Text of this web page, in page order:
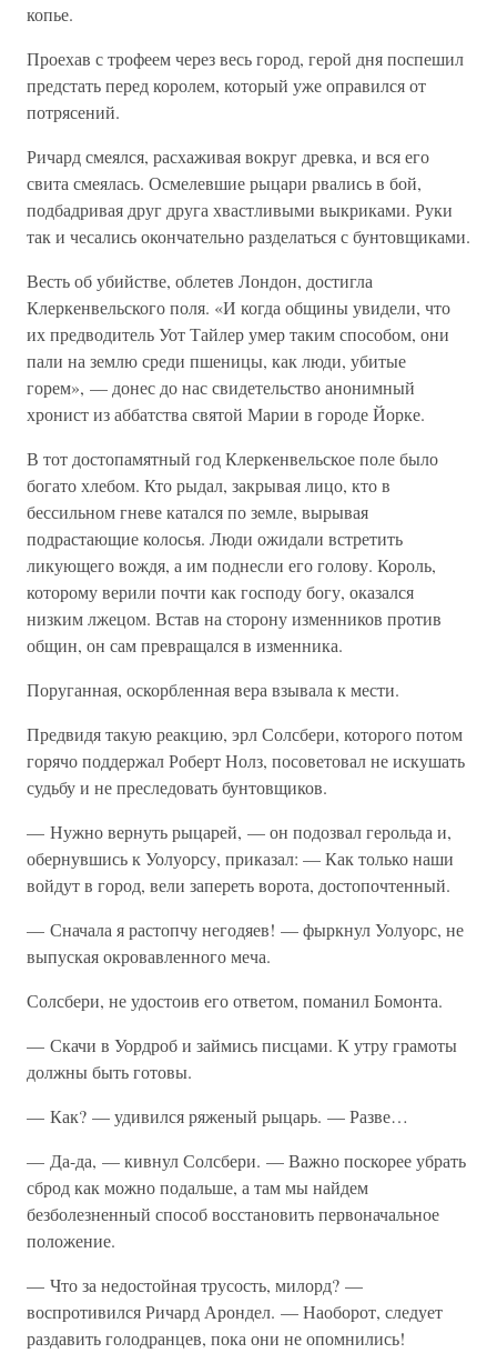
копье.
Проехав с трофеем через весь город, герой дня поспешил
предстать перед королем, который уже оправился от
потрясений.
Ричард смеялся, расхаживая вокруг древка, и вся его
свита смеялась. Осмелевшие рыцари рвались в бой,
подбадривая друг друга хвастливыми выкриками. Руки
так и чесались окончательно разделаться с бунтовщиками.
Весть об убийстве, облетев Лондон, достигла
Клеркенвельского поля. «И когда общины увидели, что
их предводитель Уот Тайлер умер таким способом, они
пали на землю среди пшеницы, как люди, убитые
горем», — донес до нас свидетельство анонимный
хронист из аббатства святой Марии в городе Йорке.
В тот достопамятный год Клеркенвельское поле было
богато хлебом. Кто рыдал, закрывая лицо, кто в
бессильном гневе катался по земле, вырывая
подрастающие колосья. Люди ожидали встретить
ликующего вождя, а им поднесли его голову. Король,
которому верили почти как господу богу, оказался
низким лжецом. Встав на сторону изменников против
общин, он сам превращался в изменника.
Поруганная, оскорбленная вера взывала к мести.
Предвидя такую реакцию, эрл Солсбери, которого потом
горячо поддержал Роберт Нолз, посоветовал не искушать
судьбу и не преследовать бунтовщиков.
— Нужно вернуть рыцарей, — он подозвал герольда и,
обернувшись к Уолуорсу, приказал: — Как только наши
войдут в город, вели запереть ворота, достопочтенный.
— Сначала я растопчу негодяев! — фыркнул Уолуорс, не
выпуская окровавленного меча.
Солсбери, не удостоив его ответом, поманил Бомонта.
— Скачи в Уордроб и займись писцами. К утру грамоты
должны быть готовы.
— Как? — удивился ряженый рыцарь. — Разве…
— Да-да, — кивнул Солсбери. — Важно поскорее убрать
сброд как можно подальше, а там мы найдем
безболезненный способ восстановить первоначальное
положение.
— Что за недостойная трусость, милорд? —
воспротивился Ричард Арондел. — Наоборот, следует
раздавить голодранцев, пока они не опомнились!